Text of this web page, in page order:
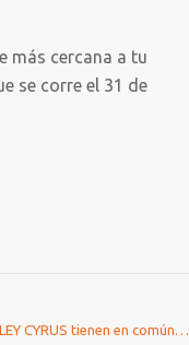
más cercana a tu
se corre el 31 de
CYRUS tienen en común…